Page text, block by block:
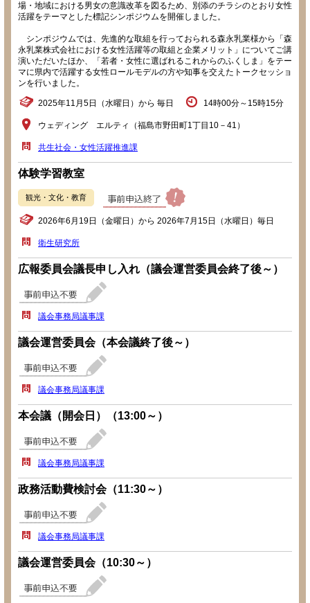
場・地域における男女の意識改革を図るため、別添のチラシのとおり女性
活躍をテーマとした標記シンポジウムを開催しました。
シンポジウムでは、先進的な取組を行っておられる森永乳業様から「森
永乳業株式会社における女性活躍等の取組と企業メリット」についてご講
演いただいたほか、「若者・女性に選ばれるこれからのふくしま」をテー
マに県内で活躍する女性ロールモデルの方や知事を交えたトークセッショ
ンを行いました。
2025年11月5日（水曜日）から 毎日 14時00分～15時15分
ウェディング エルティ（福島市野田町1丁目10－41）
共生社会・女性活躍推進課
体験学習教室
観光・文化・教育
2026年6月19日（金曜日）から 2026年7月15日（水曜日）毎日
衛生研究所
広報委員会議長申し入れ（議会運営委員会終了後～）
議会事務局議事課
議会運営委員会（本会議終了後～）
議会事務局議事課
本会議（開会日）（13:00～）
議会事務局議事課
政務活動費検討会（11:30～）
議会事務局議事課
議会運営委員会（10:30～）